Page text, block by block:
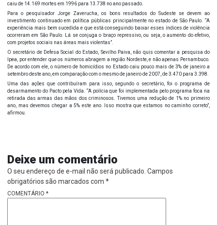
caiu de 14.169 mortes em 1996 para 13.738 no ano passado.
Para o pesquisador Jorge Zaverucha, os bons resultados do Sudeste se devem ao
investimento continuado em política públicas principalmente no estado de São Paulo. “A
experiência mais bem sucedida e que está conseguindo baixar esses índices de violência
ocorreram em São Paulo. Lá se conjuga o braço repressivo, ou seja, o aumento do efetivo,
com projetos sociais nas áreas mais violentas”.
O secretário de Defesa Social do Estado, Sevilho Paiva, não quis comentar a pesquisa do
Ipea, por entender que os números abragem a região Nordeste, e não apenas Pernambuco.
De acordo com ele, o número de homicídios no Estado caiu pouco mais de 3% de janeiro a
setembro deste ano, em comparação com o mesmo de janeiro de 2007, de 3.470 para 3.398.
Uma das ações que contribuíram para isso, segundo o secretário, foi o programa de
desarmamento do Pacto pela Vida. “A polícia que foi implementada pelo programa foca na
retirada das armas das mãos dos criminosos. Tivemos uma redução de 1% no primeiro
ano, mas devemos chegar a 5% este ano. Isso mostra que estamos no caminho correto”,
afirmou.
Deixe um comentário
O seu endereço de e-mail não será publicado. Campos
obrigatórios são marcados com *
COMENTÁRIO *